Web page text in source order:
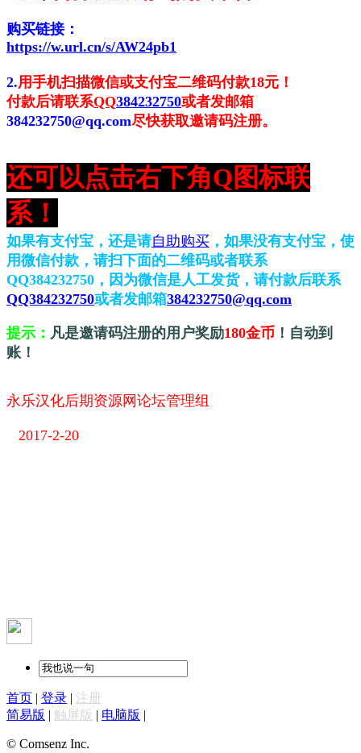
购买链接：
https://w.url.cn/s/AW24pb1
2.用手机扫描微信或支付宝二维码付款18元！
付款后请联系QQ384232750或者发邮箱
384232750@qq.com尽快获取邀请码注册。
还可以点击右下角Q图标联
系！
如果有支付宝，还是请自助购买 ，如果没有支付宝，使
用微信付款，请扫下面的二维码或者联系
QQ384232750， 因为微信是人工发货，请付款后联系
QQ384232750或者发邮箱384232750@qq.com
提示： 凡是邀请码注册的用户奖励180金币 ！自动到
账！
永乐汉化后期资源网论坛管理组
2017-2-20
首页 | 登录 | 注册
简易版 | 触屏版 | 电脑版 |
© Comsenz Inc.